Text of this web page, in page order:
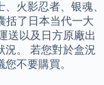
火影忍者、银魂、
括了日本当代一大
送以及日方原廠出
況。 若您對於盒況
不要購買。